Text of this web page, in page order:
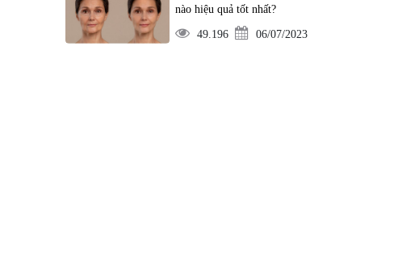
nào hiệu quả tốt nhất?
49.196 06/07/2023